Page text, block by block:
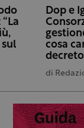
Dop e
cosa
decreto
di